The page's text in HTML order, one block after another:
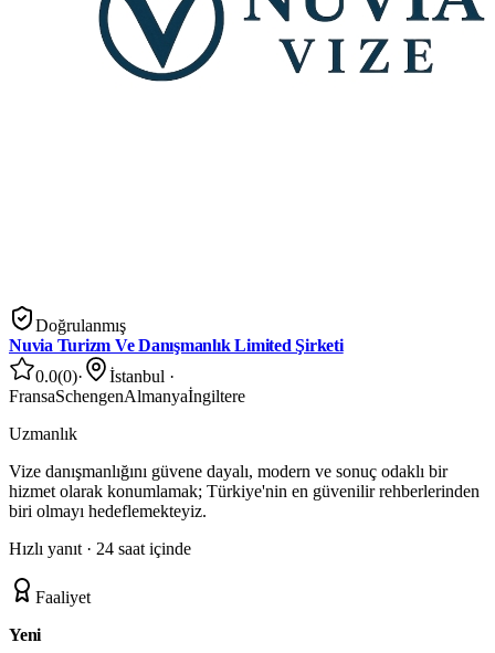
Doğrulanmış
Nuvia Turizm Ve Danışmanlık Limited Şirketi
0.0(0)· İstanbul ·
FransaSchengenAlmanyaİngiltere
Uzmanlık
Vize danışmanlığını güvene dayalı, modern ve sonuç odaklı bir
hizmet olarak konumlamak; Türkiye'nin en güvenilir rehberlerinden
biri olmayı hedeflemekteyiz.
Hızlı yanıt · 24 saat içinde
Faaliyet
Yeni